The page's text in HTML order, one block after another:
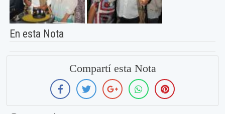
En esta Nota
Compartí esta Nota